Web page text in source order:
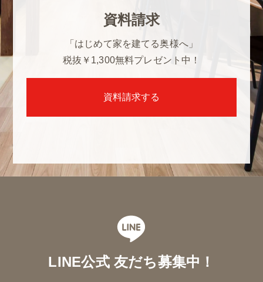
資料請求
「はじめて家を建てる奥様へ」
税抜￥1,300無料プレゼント中！
資料請求する
LINE公式 友だち募集中！